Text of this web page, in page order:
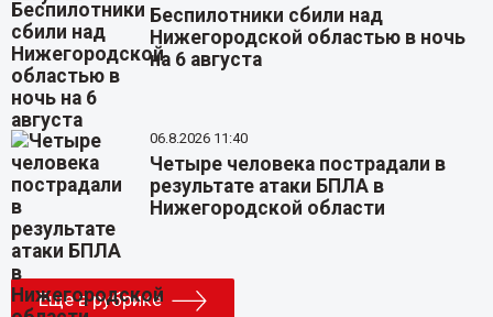
Беспилотники сбили над
Нижегородской областью в ночь
на 6 августа
06.8.2026 11:40
Четыре человека пострадали в
результате атаки БПЛА в
Нижегородской области
Еще в рубрике